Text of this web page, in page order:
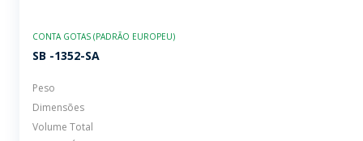
CONTA GOTAS (PADRÃO EUROPEU)
SB -1352-SA
Peso
Dimensões
Volume Total